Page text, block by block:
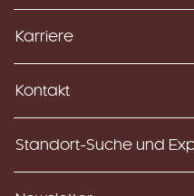
Karriere
Kontakt
Standort-Suche und